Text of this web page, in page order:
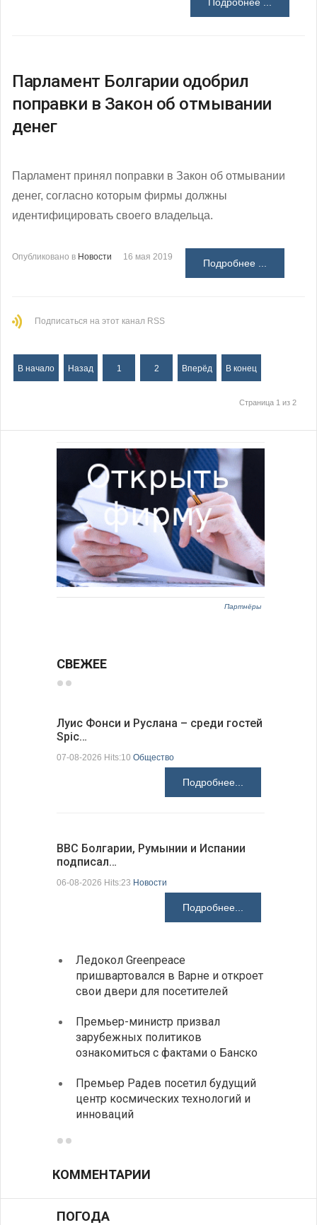
Подробнее ...
Парламент Болгарии одобрил
поправки в Закон об отмывании
денег
Парламент принял поправки в Закон об отмывании
денег, согласно которым фирмы должны
идентифицировать своего владельца.
Опубликовано в Новости 16 мая 2019
Подробнее ...
Подписаться на этот канал RSS
В начало Назад 1 2 Вперёд В конец
Страница 1 из 2
Партнёры
СВЕЖЕЕ
Луис Фонси и Руслана – среди гостей
Spic…
07-08-2026 Hits:10 Общество
Подробнее...
ВВС Болгарии, Румынии и Испании
подписал…
06-08-2026 Hits:23 Новости
Подробнее...
Ледокол Greenpeace
пришвартовался в Варне и откроет
свои двери для посетителей
Премьер-министр призвал
зарубежных политиков
ознакомиться с фактами о Банско
Премьер Радев посетил будущий
центр космических технологий и
инноваций
КОММЕНТАРИИ
ПОГОДА